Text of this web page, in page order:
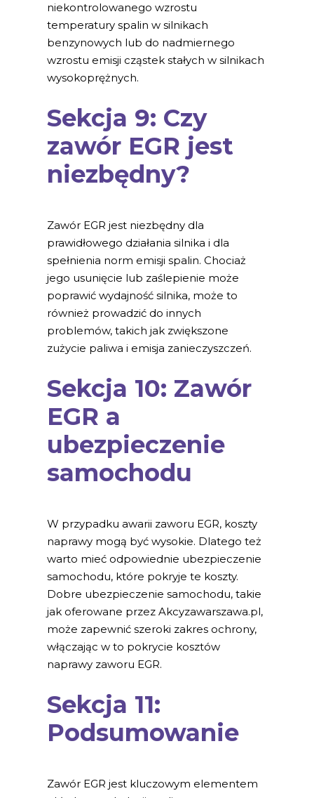
niekontrolowanego wzrostu
temperatury spalin w silnikach
benzynowych lub do nadmiernego
wzrostu emisji cząstek stałych w silnikach
wysokoprężnych.
Sekcja 9: Czy
zawór EGR jest
niezbędny?
Zawór EGR jest niezbędny dla
prawidłowego działania silnika i dla
spełnienia norm emisji spalin. Chociaż
jego usunięcie lub zaślepienie może
poprawić wydajność silnika, może to
również prowadzić do innych
problemów, takich jak zwiększone
zużycie paliwa i emisja zanieczyszczeń.
Sekcja 10: Zawór
EGR a
ubezpieczenie
samochodu
W przypadku awarii zaworu EGR, koszty
naprawy mogą być wysokie. Dlatego też
warto mieć odpowiednie ubezpieczenie
samochodu, które pokryje te koszty.
Dobre ubezpieczenie samochodu, takie
jak oferowane przez Akcyzawarszawa.pl,
może zapewnić szeroki zakres ochrony,
włączając w to pokrycie kosztów
naprawy zaworu EGR.
Sekcja 11:
Podsumowanie
Zawór EGR jest kluczowym elementem